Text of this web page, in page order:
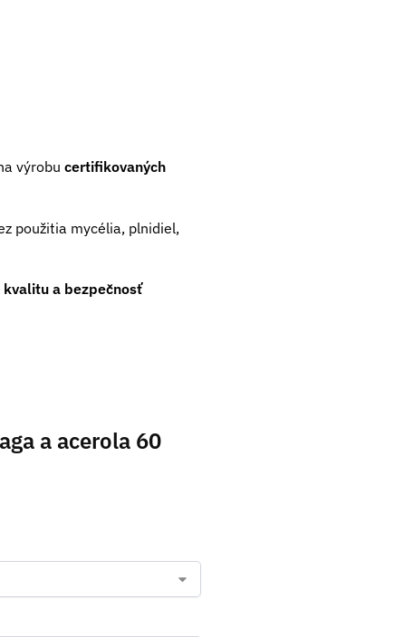
výrobu certifikovaných
použitia mycélia, plnidiel,
kvalitu a bezpečnosť
a acerola 60